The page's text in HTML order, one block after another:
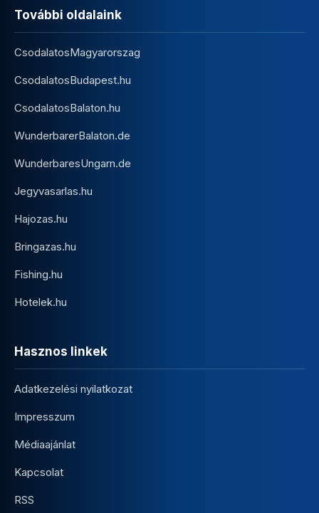
További oldalaink
CsodalatosMagyarorszag
CsodalatosBudapest.hu
CsodalatosBalaton.hu
WunderbarerBalaton.de
WunderbaresUngarn.de
Jegyvasarlas.hu
Hajozas.hu
Bringazas.hu
Fishing.hu
Hotelek.hu
Hasznos linkek
Adatkezelési nyilatkozat
Impresszum
Médiaajánlat
Kapcsolat
RSS